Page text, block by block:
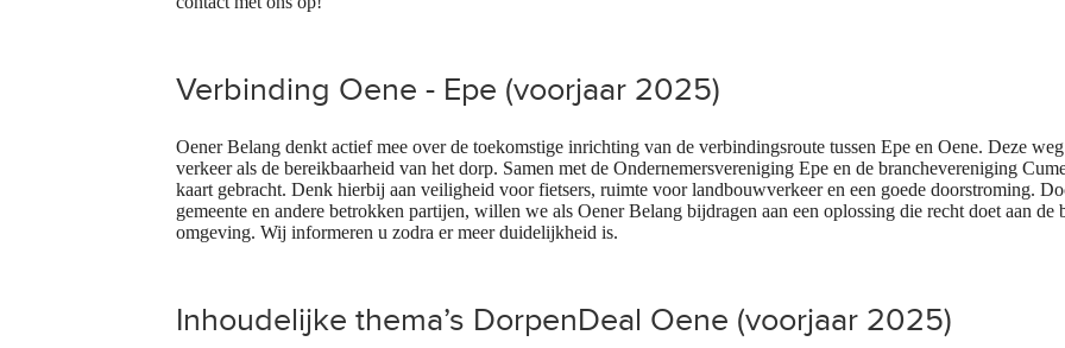
Verbinding Oene - Epe (voorjaar 2025)
Oener Belang denkt actief mee over de toekomstige inrichting van de verbindingsroute tussen Epe en Oene. Deze
verkeer als de bereikbaarheid van het dorp. Samen met de Ondernemersvereniging Epe en de branchevereniging
kaart gebracht. Denk hierbij aan veiligheid voor fietsers, ruimte voor landbouwverkeer en een goede doorstroming.
gemeente en andere betrokken partijen, willen we als Oener Belang bijdragen aan een oplossing die recht doet aan de
omgeving. Wij informeren u zodra er meer duidelijkheid is.
Inhoudelijke thema’s DorpenDeal Oene (voorjaar 2025)